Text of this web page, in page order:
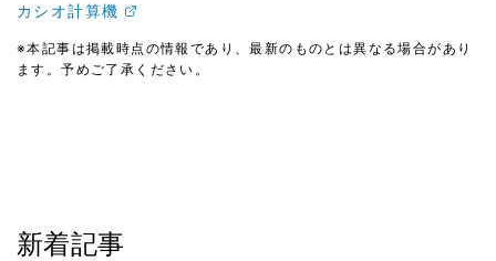
カシオ計算機
※本記事は掲載時点の情報であり、最新のものとは異なる場合があり
ます。予めご了承ください。
新着記事